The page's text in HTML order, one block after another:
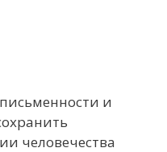
и
человечества